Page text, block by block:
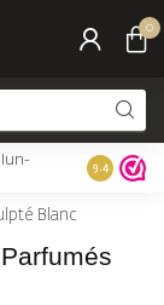
0
Livraison
9.4
Blanc